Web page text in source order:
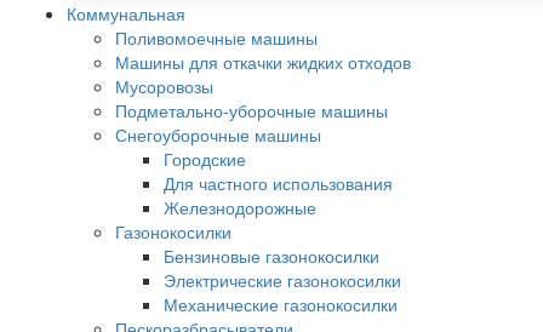
Коммунальная
Поливомоечные машины
Машины для откачки жидких отходов
Мусоровозы
Подметально-уборочные машины
Снегоуборочные машины
Городские
Для частного использования
Железнодорожные
Газонокосилки
Бензиновые газонокосилки
Электрические газонокосилки
Механические газонокосилки